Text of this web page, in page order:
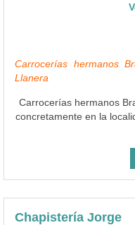
Carrocerías hermanos
Llanera
Carrocerías hermanos
concretamente en la
Chapistería Jorge